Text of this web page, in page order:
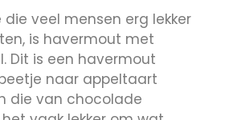
veel mensen erg lekker
is havermout met
Dit is een havermout
naar appeltaart
die van chocolade